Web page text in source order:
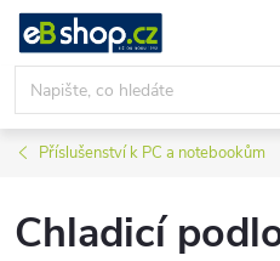
Přejít
obsah
Příslušenství k PC a notebookům
Chladicí